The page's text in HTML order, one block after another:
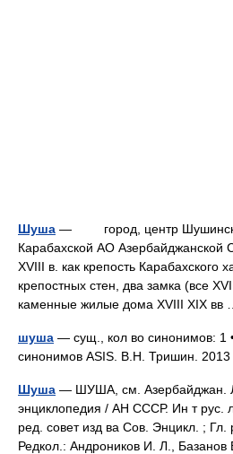
Шуша — город, центр
Карабахской АО Азербайджанской
XVIII в. как крепость Карабахского
крепостных стен, два замка (все
каменные жилые дома XVIII XIX
шуша — сущ., кол во синонимов: 1
синонимов ASIS. В.Н. Тришин.
Шуша — ШУША, см. Азербайджан.
энциклопедия / АН СССР. Ин т рус.
ред. совет изд ва Сов. Энцикл. ; Гл.
Редкол.: Андроников И. Л.,